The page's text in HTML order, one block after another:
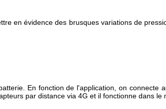
en évidence des brusques variations de
En fonction de l'application, on connecte
par distance via 4G et il fonctionne dans le